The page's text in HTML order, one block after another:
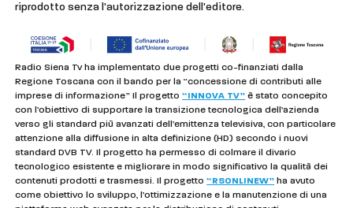
riprodotto senza l'autorizzazione dell'editore.
Radio Siena Tv ha implementato due progetti co-finanziati dalla
Regione Toscana con il bando per la “concessione di contributi alle
imprese di informazione” Il progetto“INNOVA TV” è stato concepito
con l’obiettivo di supportare la transizione tecnologica dell’azienda
verso gli standard più avanzati dell’emittenza televisiva, con particolare
attenzione alla diffusione in alta definizione (HD) secondo i nuovi
standard DVB TV. Il progetto ha permesso di colmare il divario
tecnologico esistente e migliorare in modo significativo la qualità dei
contenuti prodotti e trasmessi. Il progetto“RSONLINEW” ha avuto
come obiettivo lo sviluppo, l’ottimizzazione e la manutenzione di una